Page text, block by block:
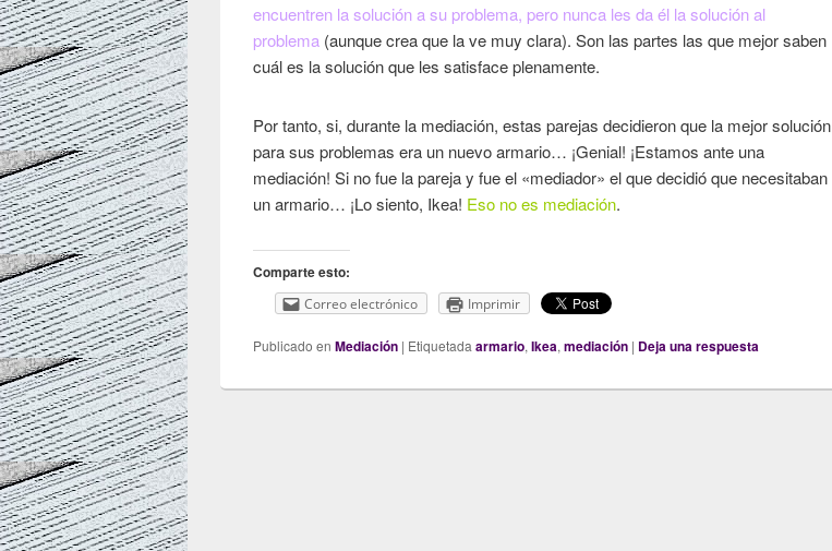
encuentren la solución a su problema, pero nunca les da él la solución al
problema (aunque crea que la ve muy clara). Son las partes las que mejor saben
cuál es la solución que les satisface plenamente.
Por tanto, si, durante la mediación, estas parejas decidieron que la mejor solución
para sus problemas era un nuevo armario… ¡Genial! ¡Estamos ante una
mediación! Si no fue la pareja y fue el «mediador» el que decidió que necesitaban
un armario… ¡Lo siento, Ikea! Eso no es mediación.
Comparte esto:
Correo electrónico Imprimir
Publicado en Mediación | Etiquetadaarmario,Ikea,mediación | Deja una respuesta